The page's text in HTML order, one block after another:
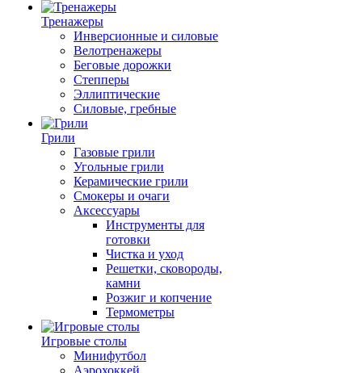
Тренажеры
Инверсионные и силовые
Велотренажеры
Беговые дорожки
Степперы
Эллиптические
Силовые, гребные
Грили
Газовые грили
Угольные грили
Керамические грили
Смокеры и очаги
Аксессуары
Инструменты для
готовки
Чистка и уход
Решетки, сковороды,
камни
Розжиг и копчение
Термометры
Игровые столы
Минифутбол
Аэрохоккей